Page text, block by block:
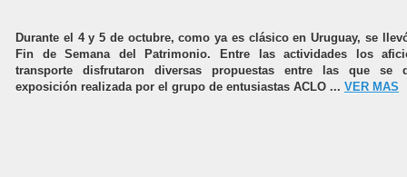
Durante el 4 y 5 de octubre, como ya es clásico en Uruguay, se
Fin de Semana del Patrimonio. Entre las actividades los
transporte disfrutaron diversas propuestas entre las que se
exposición realizada por el grupo de entusiastas ACLO ... VER MAS